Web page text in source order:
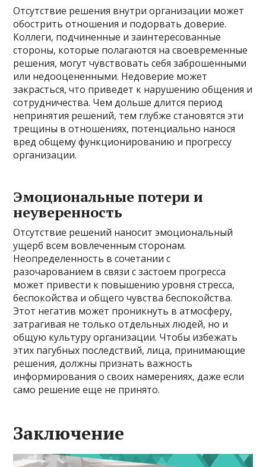
Отсутствие решения внутри организации может
обострить отношения и подорвать доверие.
Коллеги, подчиненные и заинтересованные
стороны, которые полагаются на своевременные
решения, могут чувствовать себя заброшенными
или недооцененными. Недоверие может
закрасться, что приведет к нарушению общения и
сотрудничества. Чем дольше длится период
непринятия решений, тем глубже становятся эти
трещины в отношениях, потенциально нанося
вред общему функционированию и прогрессу
организации.
Эмоциональные потери и
неуверенность
Отсутствие решений наносит эмоциональный
ущерб всем вовлеченным сторонам.
Неопределенность в сочетании с
разочарованием в связи с застоем прогресса
может привести к повышению уровня стресса,
беспокойства и общего чувства беспокойства.
Этот негатив может проникнуть в атмосферу,
затрагивая не только отдельных людей, но и
общую культуру организации. Чтобы избежать
этих пагубных последствий, лица, принимающие
решения, должны признать важность
информирования о своих намерениях, даже если
само решение еще не принято.
Заключение